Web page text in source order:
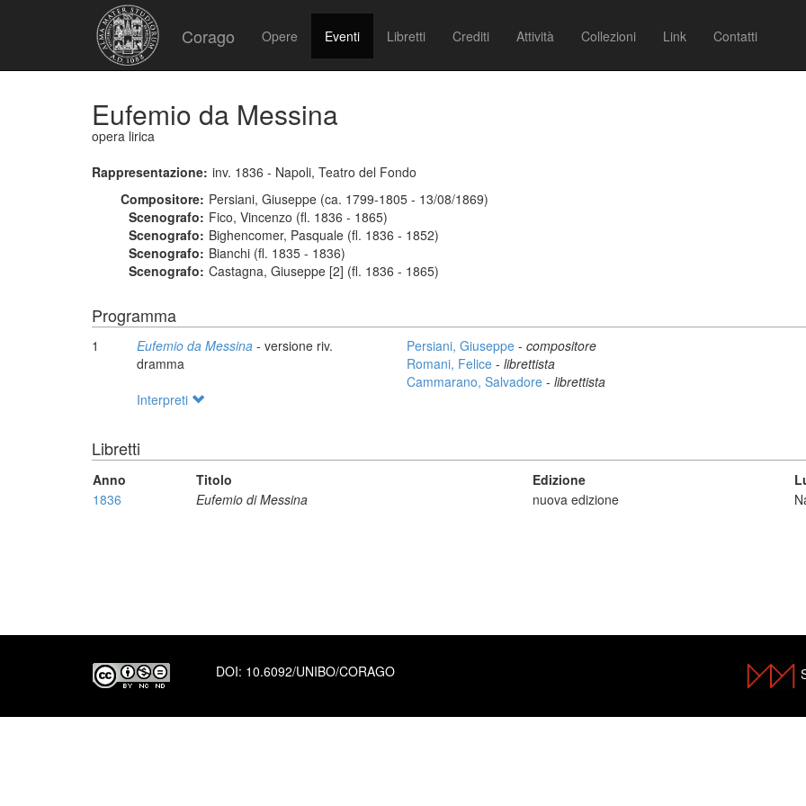
Corago Opere Eventi Libretti Crediti Attività Collezioni Link Contatti
Eufemio da Messina
opera lirica
Rappresentazione: inv. 1836 - Napoli, Teatro del Fondo
Compositore: Persiani, Giuseppe (ca. 1799-1805 - 13/08/1869)
Scenografo: Fico, Vincenzo (fl. 1836 - 1865)
Scenografo: Bighencomer, Pasquale (fl. 1836 - 1852)
Scenografo: Bianchi (fl. 1835 - 1836)
Scenografo: Castagna, Giuseppe [2] (fl. 1836 - 1865)
Programma
1 Eufemio da Messina - versione riv.
dramma
Persiani, Giuseppe - compositore
Romani, Felice - librettista
Cammarano, Salvadore - librettista
Interpreti
Libretti
Anno Titolo Edizione
1836
Eufemio di Messina nuova edizione
DOI: 10.6092/UNIBO/CORAGO